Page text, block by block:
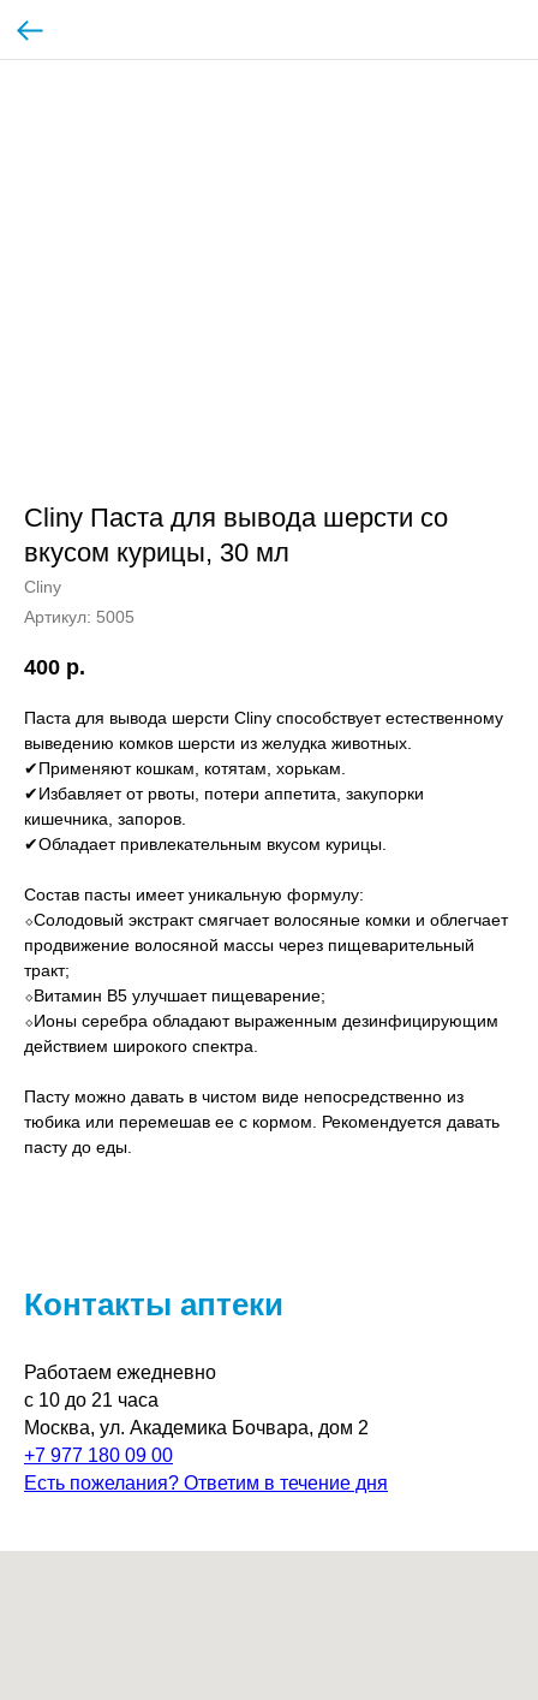
Cliny Паста для вывода шерсти со
вкусом курицы, 30 мл
Cliny
Артикул: 5005
400 р.
Паста для вывода шерсти Cliny способствует естественному
выведению комков шерсти из желудка животных.
✔Применяют кошкам, котятам, хорькам.
✔Избавляет от рвоты, потери аппетита, закупорки
кишечника, запоров.
✔Обладает привлекательным вкусом курицы.
Состав пасты имеет уникальную формулу:
⬦Солодовый экстракт смягчает волосяные комки и облегчает
продвижение волосяной массы через пищеварительный
тракт;
⬦Витамин B5 улучшает пищеварение;
⬦Ионы серебра обладают выраженным дезинфицирующим
действием широкого спектра.
Пасту можно давать в чистом виде непосредственно из
тюбика или перемешав ее с кормом. Рекомендуется давать
пасту до еды.
Контакты аптеки
Работаем ежедневно
с 10 до 21 часа
Москва, ул. Академика Бочвара, дом 2
+7 977 180 09 00
Есть пожелания? Ответим в течение дня